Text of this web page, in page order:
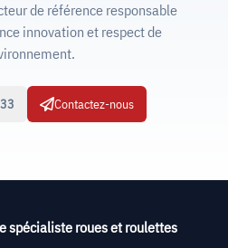
de référence responsable
innovation et respect de
Contactez-nous
spécialiste roues et roulettes